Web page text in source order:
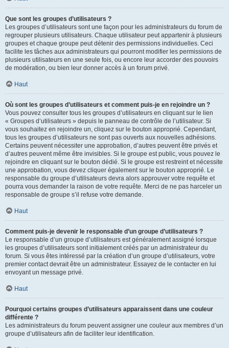
Que sont les groupes d’utilisateurs ?
Les groupes d’utilisateurs sont une façon pour les administrateurs du forum de
regrouper plusieurs utilisateurs. Chaque utilisateur peut appartenir à plusieurs
groupes et chaque groupe peut détenir des permissions individuelles. Ceci
facilite les tâches aux administrateurs qui pourront modifier les permissions de
plusieurs utilisateurs en une seule fois, ou encore leur accorder des pouvoirs
de modération, ou bien leur donner accès à un forum privé.
Haut
Où sont les groupes d’utilisateurs et comment puis-je en rejoindre un ?
Vous pouvez consulter tous les groupes d’utilisateurs en cliquant sur le lien
« Groupes d’utilisateurs » depuis le panneau de contrôle de l’utilisateur. Si
vous souhaitez en rejoindre un, cliquez sur le bouton approprié. Cependant,
tous les groupes d’utilisateurs ne sont pas ouverts aux nouvelles adhésions.
Certains peuvent nécessiter une approbation, d’autres peuvent être privés et
d’autres peuvent même être invisibles. Si le groupe est public, vous pouvez le
rejoindre en cliquant sur le bouton dédié. Si le groupe est restreint et nécessite
une approbation, vous devez cliquer également sur le bouton approprié. Le
responsable du groupe d’utilisateurs devra alors approuver votre requête et
pourra vous demander la raison de votre requête. Merci de ne pas harceler un
responsable de groupe s’il refuse votre demande.
Haut
Comment puis-je devenir le responsable d’un groupe d’utilisateurs ?
Le responsable d’un groupe d’utilisateurs est généralement assigné lorsque
les groupes d’utilisateurs sont initialement créés par un administrateur du
forum. Si vous êtes intéressé par la création d’un groupe d’utilisateurs, votre
premier contact devrait être un administrateur. Essayez de le contacter en lui
envoyant un message privé.
Haut
Pourquoi certains groupes d’utilisateurs apparaissent dans une couleur
différente ?
Les administrateurs du forum peuvent assigner une couleur aux membres d’un
groupe d’utilisateurs afin de faciliter leur identification.